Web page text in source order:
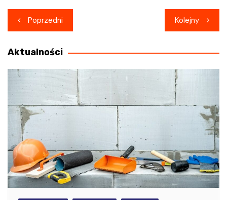
Nawigacja
wpisu
Poprzedni Kolejny
Aktualności